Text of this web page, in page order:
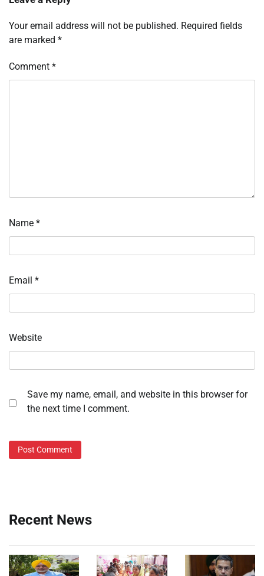
Your email address will not be published. Required fields
are marked *
Comment *
Name *
Email *
Website
Save my name, email, and website in this browser for
the next time I comment.
Recent News